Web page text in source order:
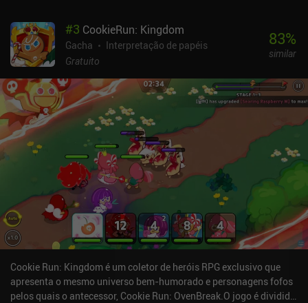
#3 CookieRun: Kingdom
Gacha
Interpretação de papéis
Gratuito
83%
similar
Cookie Run: Kingdom é um coletor de heróis RPG exclusivo que
apresenta o mesmo universo bem-humorado e personagens fofos
pelos quais o antecessor, Cookie Run: OvenBreak.O jogo é dividido